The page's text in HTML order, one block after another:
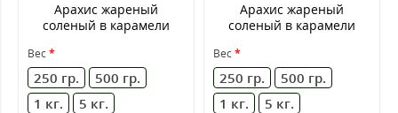
Арахис жареный
соленый в карамели
Вес
250 гр.
500 гр.
1 кг.
5 кг.
Арахис жареный
соленый в карамели
Вес
250 гр.
500 гр.
1 кг.
5 кг.